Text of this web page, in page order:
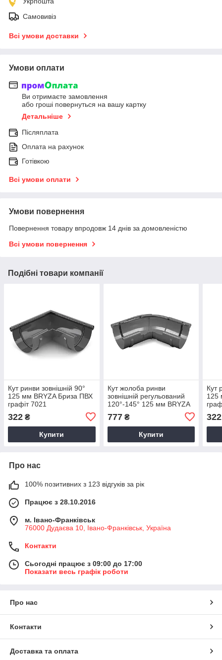
Самовивіз
Всі умови доставки
Умови оплати
Ви отримаєте замовлення
або гроші повернуться на вашу картку
Детальніше
Післяплата
Оплата на рахунок
Готівкою
Всі умови оплати
Умови повернення
Повернення товару впродовж 14 днів за домовленістю
Всі умови повернення
Подібні товари компанії
Кут ринви зовнішній 90°
125 мм BRYZA Бриза ПВХ
графіт 7021
322 ₴
Купити
Кут жолоба ринви
зовнішній регульований
120°-145° 125 мм BRYZA
777₴
Купити
Кут
125
322
Про нас
100% позитивних з 123 відгуків за рік
Працює з 28.10.2016
м. Івано-Франківськ
76000 Дудаєва 10, Івано-Франківськ, Україна
Контакти
Сьогодні працює з 09:00 до 17:00
Показати весь графік роботи
Про нас
Контакти
Доставка та оплата